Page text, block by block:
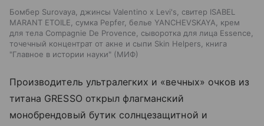
Бомбер Surovaya, джинсы Valentino x Levi's, свитер ISABEL
MARANT ETOILE, сумка Pepfer, белье YANCHEVSKAYA, крем
для тела Compagnie De Provence, сыворотка для лица Еssence,
точечный концентрат от акне и сыпи Skin Helpers, книга
"Главное в истории науки" (МИФ)
Производитель ультралегких и «вечных» очков из
титана GRESSO открыл флагманский
монобрендовый бутик солнцезащитной и